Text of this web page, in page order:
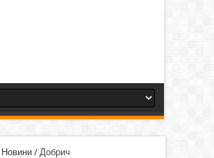
Новини/ Добрич